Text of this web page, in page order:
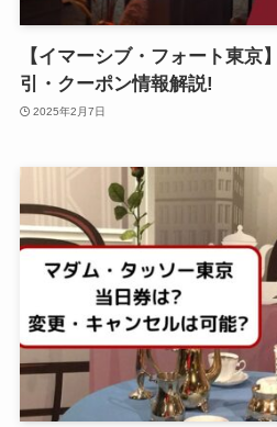
【イマーシブ・フォート東京
引・クーポン情報解説!
2025年2月7日